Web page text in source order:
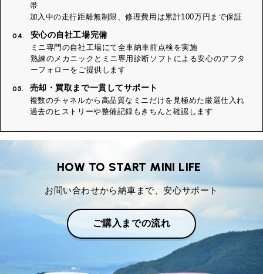
帯
加入中の走行距離無制限、修理費用は累計100万円まで保証
04. 安心の自社工場完備
ミニ専門の自社工場にて全車納車前点検を実施
熟練のメカニックとミニ専用診断ソフトによる安心のアフタ
ーフォローをご提供します
05. 売却・買取まで一貫してサポート
複数のチャネルから高品質なミニだけを見極めた厳選仕入れ
過去のヒストリーや整備記録もきちんと確認します
HOW TO START MINI LIFE
お問い合わせから納車まで、安心サポート
ご購入までの流れ